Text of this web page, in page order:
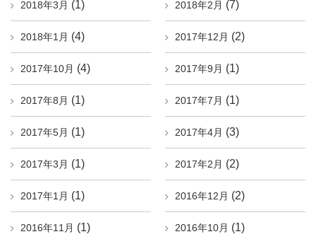
2018年3月 (1) 2018年2月 (7)
2018年1月 (4) 2017年12月 (2)
2017年10月 (4) 2017年9月 (1)
2017年8月 (1) 2017年7月 (1)
2017年5月 (1) 2017年4月 (3)
2017年3月 (1) 2017年2月 (2)
2017年1月 (1) 2016年12月 (2)
2016年11月 (1) 2016年10月 (1)